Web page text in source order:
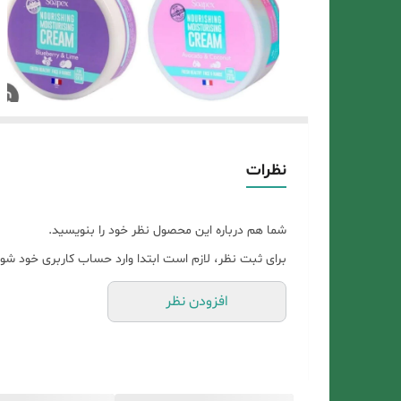
نظرات
شما هم درباره این محصول نظر خود را بنویسید.
برای ثبت نظر، لازم است ابتدا وارد حساب کاربری خود
افزودن نظر